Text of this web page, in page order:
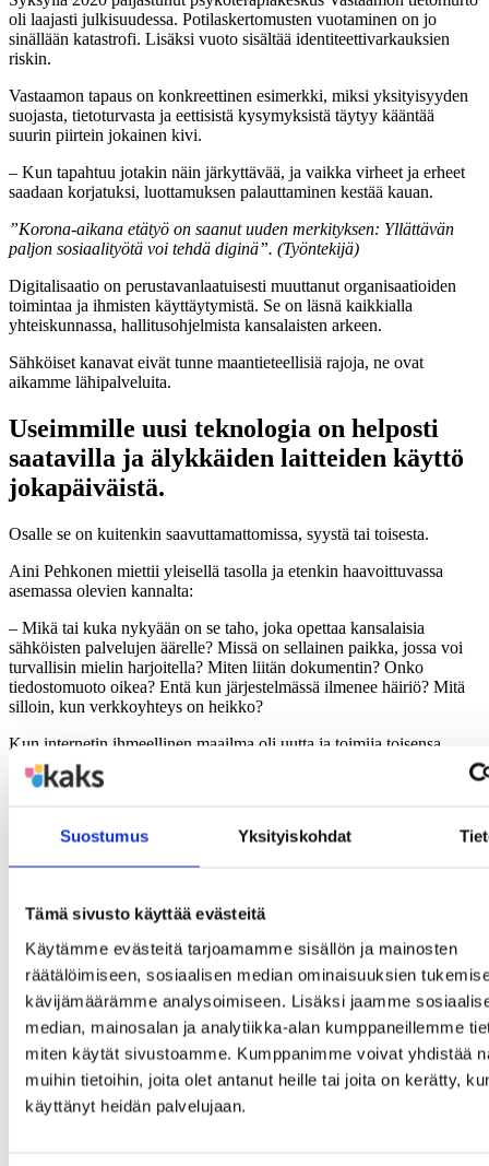
Suostumus Yksityiskohdat
Tämä sivusto käyttää evästeitä
Käytämme evästeitä tarjoamamme sisällön ja mainosten
räätälöimiseen, sosiaalisen median ominaisuuksien
kävijämäärämme analysoimiseen. Lisäksi jaamme
median, mainosalan ja analytiikka-alan kumppaneillemme
miten käytät sivustoamme. Kumppanimme voivat yhdistää
muihin tietoihin, joita olet antanut heille tai joita on kerätty,
käyttänyt heidän palvelujaan.
oli laajasti julkisuudessa. Potilaskertomusten vuotaminen on jo
sinällään katastrofi. Lisäksi vuoto sisältää identiteettivarkauksien
riskin.
Vastaamon tapaus on konkreettinen esimerkki, miksi yksityisyyden
suojasta, tietoturvasta ja eettisistä kysymyksistä täytyy kääntää
suurin piirtein jokainen kivi.
– Kun tapahtuu jotakin näin järkyttävää, ja vaikka virheet ja erheet
saadaan korjatuksi, luottamuksen palauttaminen kestää kauan.
”Korona-aikana etätyö on saanut uuden merkityksen: Yllättävän
paljon sosiaalityötä voi tehdä diginä”. (Työntekijä)
Digitalisaatio on perustavanlaatuisesti muuttanut organisaatioiden
toimintaa ja ihmisten käyttäytymistä. Se on läsnä kaikkialla
yhteiskunnassa, hallitusohjelmista kansalaisten arkeen.
Sähköiset kanavat eivät tunne maantieteellisiä rajoja, ne ovat
aikamme lähipalveluita.
Useimmille uusi teknologia on helposti
saatavilla ja älykkäiden laitteiden käyttö
jokapäiväistä.
Osalle se on kuitenkin saavuttamattomissa, syystä tai toisesta.
Aini Pehkonen miettii yleisellä tasolla ja etenkin haavoittuvassa
asemassa olevien kannalta:
– Mikä tai kuka nykyään on se taho, joka opettaa kansalaisia
sähköisten palvelujen äärelle? Missä on sellainen paikka, jossa voi
turvallisin mielin harjoitella? Miten liitän dokumentin? Onko
tiedostomuoto oikea? Entä kun järjestelmässä ilmenee häiriö? Mitä
silloin, kun verkkoyhteys on heikko?
Kun internetin ihmeellinen maailma oli uutta ja toimija toisensa
perään alkoi siirtyä verkkoon, eri ryhmille järjestettiin opetusta. Nyt
kaikki ovat verkossa, viranomaiset ja yritykset, pankit ja
– Yhdenvertaisuus tietoyhteiskunnassa ei toteudu, jos asioitten hoito
“Jos ajattelee ihan alkavaa hoitosuhdetta tai asiakassuhdetta,
vaikka se eka kerta ja sitten tietää kuitenkin vähän, näkee ihmistä ja
tietää millainen on…”(Asiakas)
Sosiaalihuollossa lähtökohtana on apua tarvitsevan kuuleminen. Jos
asiakas toivoo henkilökohtaista tapaamista, työntekijä järjestää sen.
Jos asiakas haluaa oppia asioimaan digitaalisesti, työntekijän työ
laajenee ohjaukselliseen suuntaan: ”tämän lomakkeen täytät näin ja
näin, tätä valikkoa pitkin pääset tänne ja tänne”.